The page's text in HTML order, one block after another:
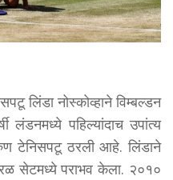
लिंडा नोस्कोव्हाने विम्बल्डन
लंडनमध्ये पहिल्यांदाच उपांत्य
टेनिसपटू ठरली आहे. लिंडाने
सेटमध्ये पराभव केला. २०१०